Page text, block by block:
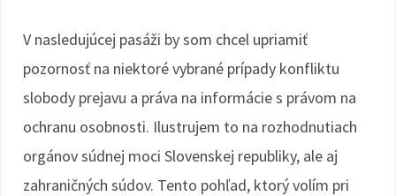
V nasledujúcej pasáži by som chcel upriamiť
pozornosť na niektoré vybrané prípady konfliktu
slobody prejavu a práva na informácie s právom na
ochranu osobnosti. Ilustrujem to na rozhodnutiach
orgánov súdnej moci Slovenskej republiky, ale aj
zahraničných súdov. Tento pohľad, ktorý volím pri